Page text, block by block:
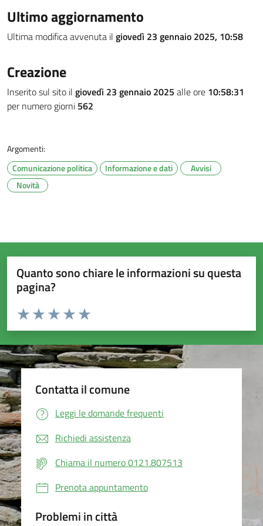
Ultimo aggiornamento
Ultima modifica avvenuta il giovedì 23 gennaio 2025, 10:58
Creazione
Inserito sul sito il giovedì 23 gennaio 2025 alle ore 10:58:31
per numero giorni 562
Argomenti:
Comunicazione politica
Informazione e dati
Avvisi
Novità
Quanto sono chiare le informazioni su questa
pagina?
Valuta da 1 a 5 stelle la pagina
Valuta 5 stelle su 5
Valuta 4 stelle su 5
Valuta 3 stelle su 5
Valuta 2 stelle su 5
Valuta 1 stelle su 5
Contatta il comune
Leggi le domande frequenti
Richiedi assistenza
Chiama il numero 0121.807513
Prenota appuntamento
Problemi in città